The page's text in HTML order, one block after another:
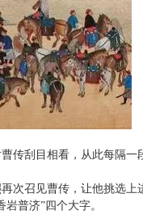
传刮目相看，从此每隔一
次召见曹传，让他挑选上
普济”四个大字。